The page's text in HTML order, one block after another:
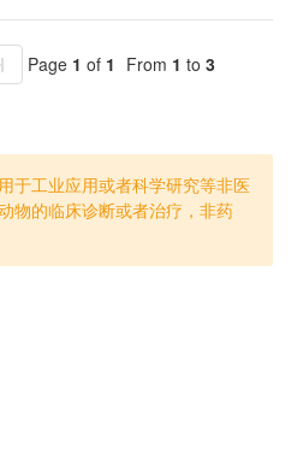
Page 1 of 1 From 1 to 3
于工业应用或者科学研究等非医
物的临床诊断或者治疗，非药